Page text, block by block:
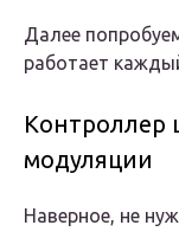
Далее
работает
Контроллер
модуляции
Наверное, не